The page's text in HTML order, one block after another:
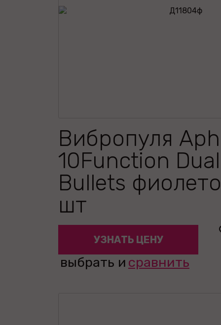
Вибропуля
10Function
Bullets
шт
УЗНАТЬ ЦЕНУ
выбрать и сравнить